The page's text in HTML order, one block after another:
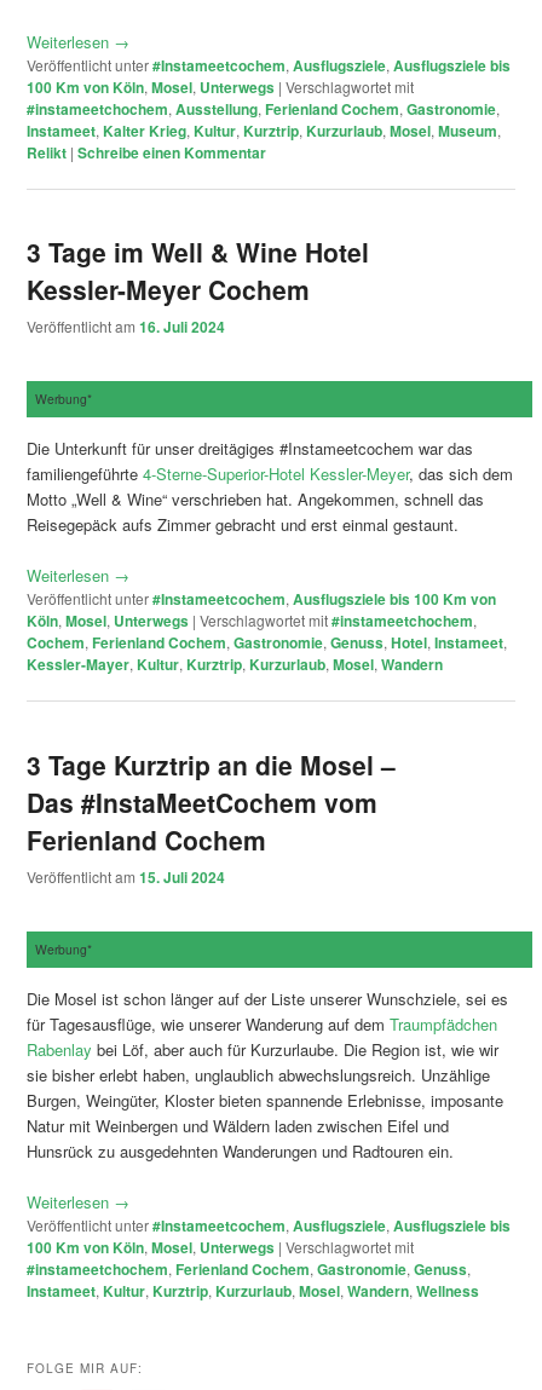
Weiterlesen →
Veröffentlicht unter#Instameetcochem,Ausflugsziele,Ausflugsziele bis
100 Km von Köln,Mosel, Unterwegs |Verschlagwortet mit
#instameetchochem,Ausstellung,Ferienland Cochem,Gastronomie,
Instameet,Kalter Krieg,Kultur,Kurztrip,Kurzurlaub,Mosel,Museum,
Relikt |Schreibe einen Kommentar
3 Tage im Well & Wine Hotel
Kessler-Meyer Cochem
Veröffentlicht am16. Juli 2024
Werbung*
Die Unterkunft für unser dreitägiges #Instameetcochem war das
familiengeführte4-Sterne-Superior-Hotel Kessler-Meyer, das sich dem
Motto „Well & Wine“ verschrieben hat. Angekommen, schnell das
Reisegepäck aufs Zimmer gebracht und erst einmal gestaunt.
Weiterlesen →
Veröffentlicht unter#Instameetcochem,Ausflugsziele bis 100 Km von
Köln,Mosel, Unterwegs |Verschlagwortet mit#instameetchochem,
Cochem,Ferienland Cochem,Gastronomie,Genuss,Hotel,Instameet,
Kessler-Mayer,Kultur,Kurztrip,Kurzurlaub,Mosel,Wandern
3 Tage Kurztrip an die Mosel –
Das #InstaMeetCochem vom
Ferienland Cochem
Veröffentlicht am15. Juli 2024
Werbung*
Die Mosel ist schon länger auf der Liste unserer Wunschziele, sei es
für Tagesausflüge, wie unserer Wanderung auf demTraumpfädchen
Rabenlay bei Löf, aber auch für Kurzurlaube. Die Region ist, wie wir
sie bisher erlebt haben, unglaublich abwechslungsreich. Unzählige
Burgen, Weingüter, Kloster bieten spannende Erlebnisse, imposante
Natur mit Weinbergen und Wäldern laden zwischen Eifel und
Hunsrück zu ausgedehnten Wanderungen und Radtouren ein.
Weiterlesen →
Veröffentlicht unter#Instameetcochem,Ausflugsziele,Ausflugsziele bis
100 Km von Köln,Mosel, Unterwegs |Verschlagwortet mit
#instameetchochem,Ferienland Cochem,Gastronomie,Genuss,
Instameet,Kultur,Kurztrip,Kurzurlaub,Mosel,Wandern,Wellness
FOLGE MIR AUF: